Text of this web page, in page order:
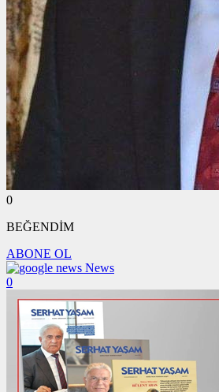
0
BEĞENDİM
ABONE OL
News
0